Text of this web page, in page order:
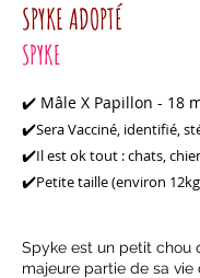
SPYKE ADOPTÉ
SPYKE
✔️ Mâle X Papillon - 18
✔️Sera Vacciné, identifié,
✔️Il est ok tout : chats,
✔️Petite taille (environ
Spyke est un petit chou
majeure partie de sa vie